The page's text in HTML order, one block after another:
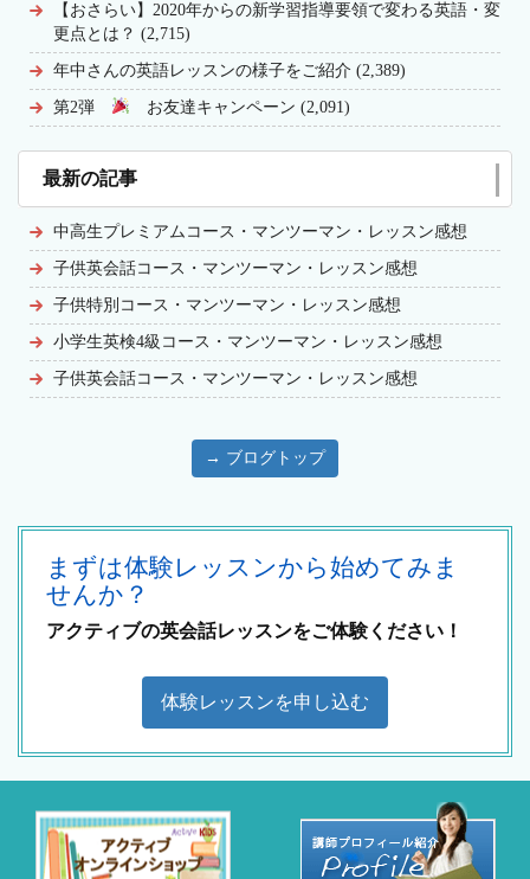
【おさらい】2020年からの新学習指導要領で変わる英語・変
更点とは？ (2,715)
年中さんの英語レッスンの様子をご紹介 (2,389)
第2弾 お友達キャンペーン (2,091)
最新の記事
中高生プレミアムコース・マンツーマン・レッスン感想
子供英会話コース・マンツーマン・レッスン感想
子供特別コース・マンツーマン・レッスン感想
小学生英検4級コース・マンツーマン・レッスン感想
子供英会話コース・マンツーマン・レッスン感想
→ ブログトップ
まずは体験レッスンから始めてみま
せんか？
アクティブの英会話レッスンをご体験ください！
体験レッスンを申し込む